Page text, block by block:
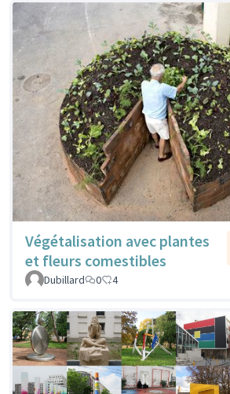
Végétalisation avec plantes
et fleurs comestibles
Dubillard
0 4